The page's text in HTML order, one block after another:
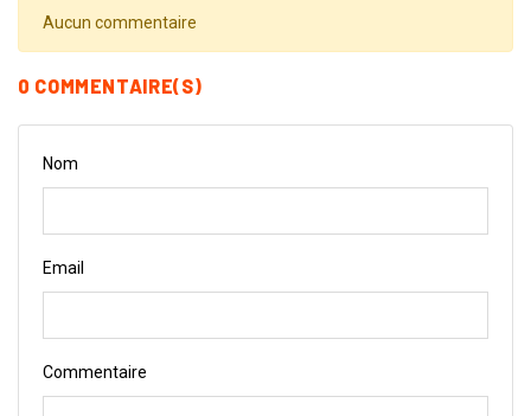
Aucun commentaire
0 COMMENTAIRE(S)
Nom
Email
Commentaire